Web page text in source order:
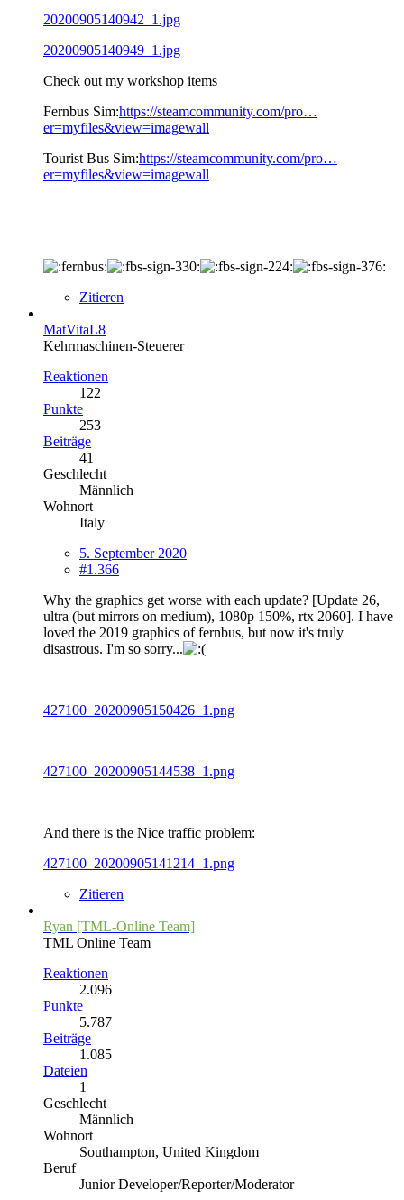
20200905140942_1.jpg
20200905140949_1.jpg
Check out my workshop items
Fernbus Sim:https://steamcommunity.com/pro…
er=myfiles&view=imagewall
Tourist Bus Sim:https://steamcommunity.com/pro…
er=myfiles&view=imagewall
Zitieren
MatVitaL8
Kehrmaschinen-Steuerer
Reaktionen
122
Punkte
253
Beiträge
41
Geschlecht
Männlich
Wohnort
Italy
5. September 2020
#1.366
Why the graphics get worse with each update? [Update 26,
ultra (but mirrors on medium), 1080p 150%, rtx 2060]. I have
loved the 2019 graphics of fernbus, but now it's truly
disastrous. I'm so sorry...
427100_20200905150426_1.png
427100_20200905144538_1.png
And there is the Nice traffic problem:
427100_20200905141214_1.png
Zitieren
Ryan [TML-Online Team]
TML Online Team
Reaktionen
2.096
Punkte
5.787
Beiträge
1.085
Dateien
1
Geschlecht
Männlich
Wohnort
Southampton, United Kingdom
Beruf
Junior Developer/Reporter/Moderator